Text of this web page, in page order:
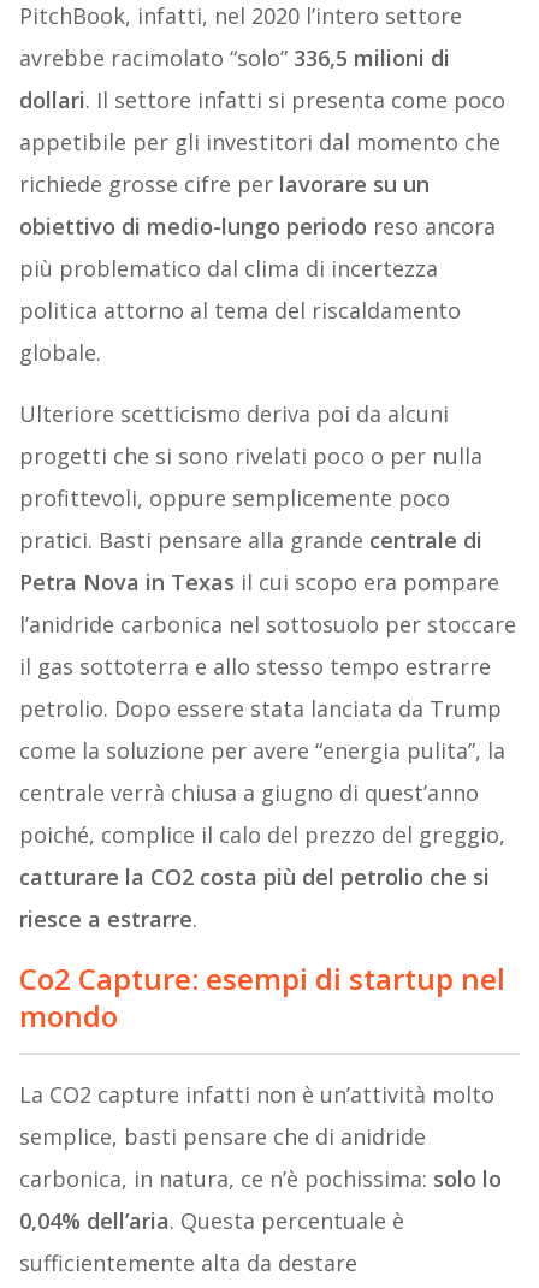
PitchBook, infatti, nel 2020 l’intero settore
avrebbe racimolato “solo” 336,5 milioni di
dollari. Il settore infatti si presenta come poco
appetibile per gli investitori dal momento che
richiede grosse cifre per lavorare su un
obiettivo di medio-lungo periodo reso ancora
più problematico dal clima di incertezza
politica attorno al tema del riscaldamento
globale.
Ulteriore scetticismo deriva poi da alcuni
progetti che si sono rivelati poco o per nulla
profittevoli, oppure semplicemente poco
pratici. Basti pensare alla grande centrale di
Petra Nova in Texas il cui scopo era pompare
l’anidride carbonica nel sottosuolo per stoccare
il gas sottoterra e allo stesso tempo estrarre
petrolio. Dopo essere stata lanciata da Trump
come la soluzione per avere “energia pulita”, la
centrale verrà chiusa a giugno di quest’anno
poiché, complice il calo del prezzo del greggio,
catturare la CO2 costa più del petrolio che si
riesce a estrarre.
Co2 Capture: esempi di startup nel
mondo
La CO2 capture infatti non è un’attività molto
semplice, basti pensare che di anidride
carbonica, in natura, ce n’è pochissima: solo lo
0,04% dell’aria. Questa percentuale è
sufficientemente alta da destare